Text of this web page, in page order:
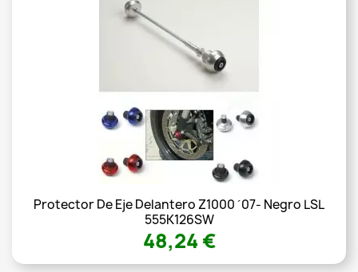
Protector De Eje Delantero Z1000 ´07- Negro LSL
555K126SW
48,24 €